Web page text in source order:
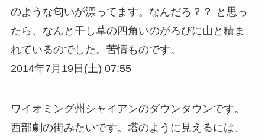
のような匂いが漂ってます。なんだろ？？ と思っ
たら、なんと干し草の四角いのがろびに山と積ま
れているのでした。苦情ものです。
2014年7月19日(土) 07:55
ワイオミング州シャイアンのダウンタウンです。
西部劇の街みたいです。塔のように見えるには、